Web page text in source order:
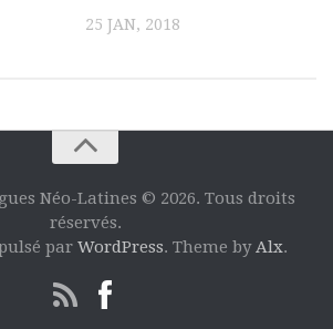
25 JAN, 2018
Néo-Latines © 2026. Tous droits
réservés.
par WordPress. Theme byAlx.